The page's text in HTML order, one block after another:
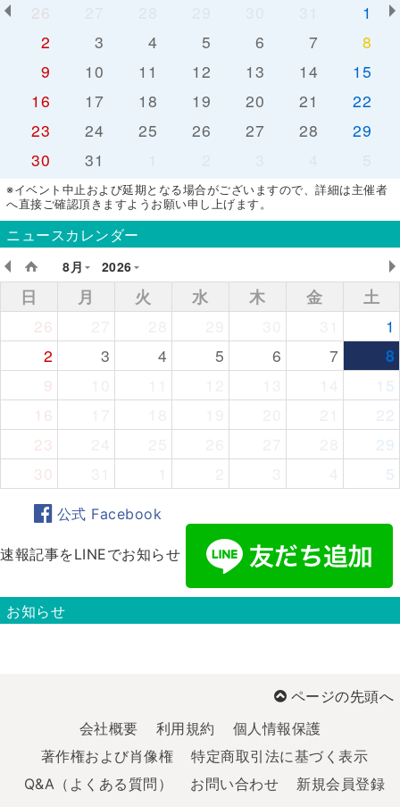
26
1
2
3 4 5 6 7
8
9
10 11 12 13 14
15
16
17 18 19 20 21
22
23
24 25 26 27 28
29
30
31 5
※イベント中止および延期となる場合がございますので、詳細は主催者
へ直接ご確認頂きますようお願い申し上げます。
ニュースカレンダー
8月
2026
日 月 火 水 木 金
土
26
1
2
3 4 5 6 7
8
9
15
16
22
23
29
30
5
公式 Facebook
速報記事をLINEでお知らせ
お知らせ
ページの先頭へ
会社概要
利用規約
個人情報保護
著作権および肖像権
特定商取引法に基づく表示
Q&A（よくある質問）
お問い合わせ 新規会員登録